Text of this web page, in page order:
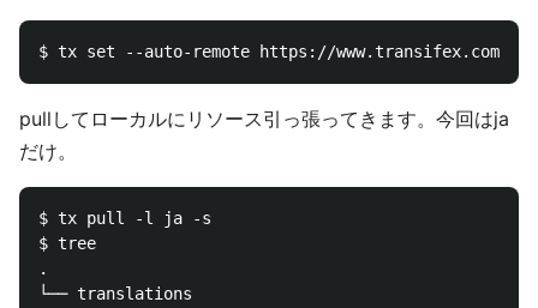
pullしてローカルにリソース引っ張ってきます。今回はja
だけ。
$ tx pull -l ja -s
$ tree
.
└── translations